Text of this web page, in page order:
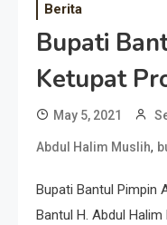
Berita
Bupati
Ketupat
May 5, 2021
Abdul Halim Muslih,
Bupati Bantul Pimpin
Bantul H. Abdul